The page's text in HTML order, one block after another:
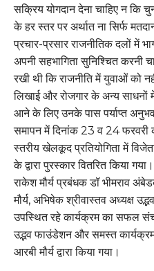
सक्रिय योगदान देना चाहिए न कि
के हर स्तर पर अर्थात ना सिर्फ
प्रचार-प्रसार राजनीतिक दलों में
अपनी सहभागिता सुनिश्चित करनी
रखी थी कि राजनीति में युवाओं को
लिखाई और रोजगार के अन्य साधनों
आने के लिए उनके पास पर्याप्त
समापन में दिनांक 23 व 24 फरवरी
स्तरीय खेलकूद प्रतियोगिता में
के द्वारा पुरस्कार वितरित किया
राकेश मौर्य प्रबंधक डॉ भीमराव
मौर्य, अभिषेक श्रीवास्तव अध्यक्ष
उपस्थित रहे कार्यक्रम का सफल
उद्भव फाउंडेशन और समस्त
आरबी मौर्य द्वारा किया गया।